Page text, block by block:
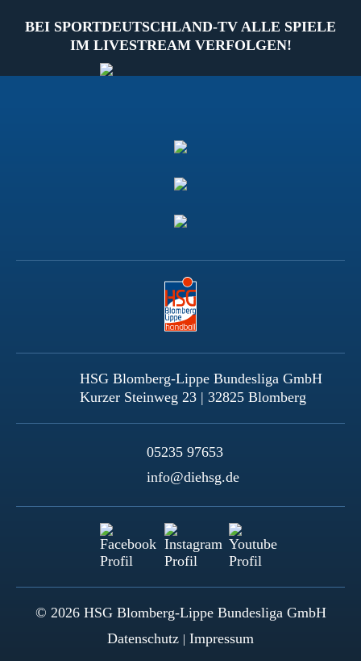
BEI SPORTDEUTSCHLAND-TV ALLE SPIELE
IM LIVESTREAM VERFOLGEN!
HSG Blomberg-Lippe Bundesliga GmbH
Kurzer Steinweg 23 | 32825 Blomberg
05235 97653
info@diehsg.de
© 2026 HSG Blomberg-Lippe Bundesliga GmbH
Datenschutz
Impressum